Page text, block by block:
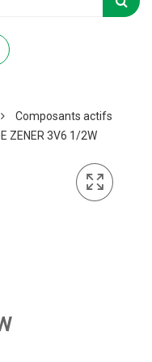
Composants actifs
ZENER 3V6 1/2W